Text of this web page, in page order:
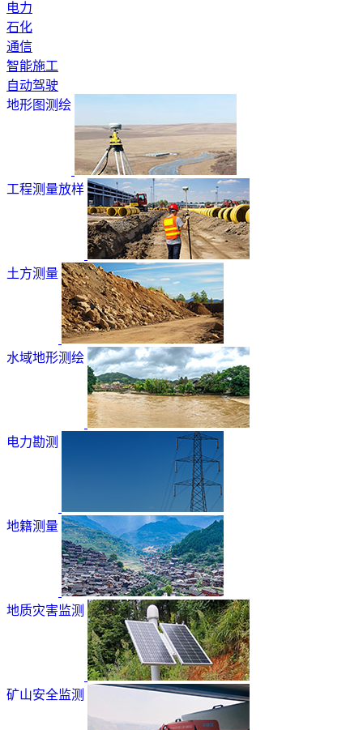
电力
石化
通信
智能施工
自动驾驶
地形图测绘
工程测量放样
土方测量
水域地形测绘
电力勘测
地籍测量
地质灾害监测
矿山安全监测